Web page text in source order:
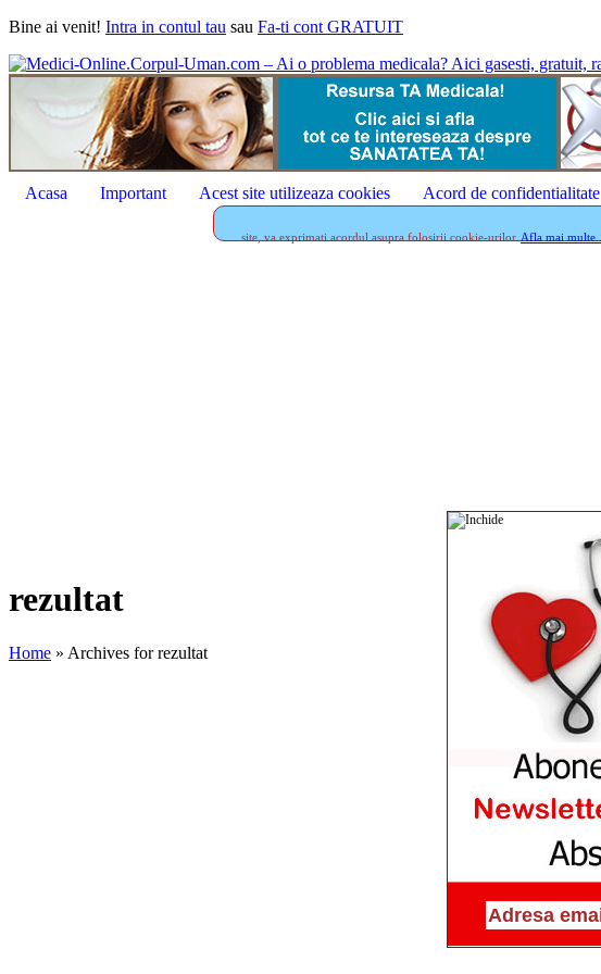
Bine ai venit! Intra in contul tau sau Fa-ti cont GRATUIT
Acasa Important Acest site utilizeaza cookies Acord de confidentialitate
site, va exprimati acordul asupra folosirii cookie-urilor. Afla mai multe...
rezultat
Home » Archives for rezultat